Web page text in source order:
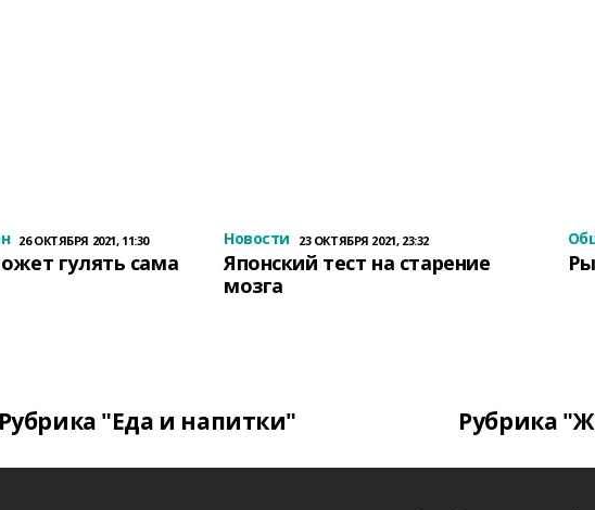
26 ОКТЯБРЯ 2021, 11:30
гулять сама
Новости 23 ОКТЯБРЯ 2021, 23:32
Японский тест на старение
мозга
Рубрика "Еда и напитки" Рубрика